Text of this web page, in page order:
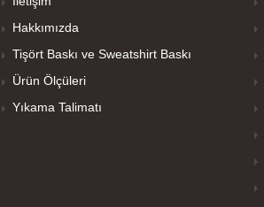
Hakkımızda
Tişört Baskı ve Sweatshirt Baskı
Ürün Ölçüleri
Yıkama Talimatı